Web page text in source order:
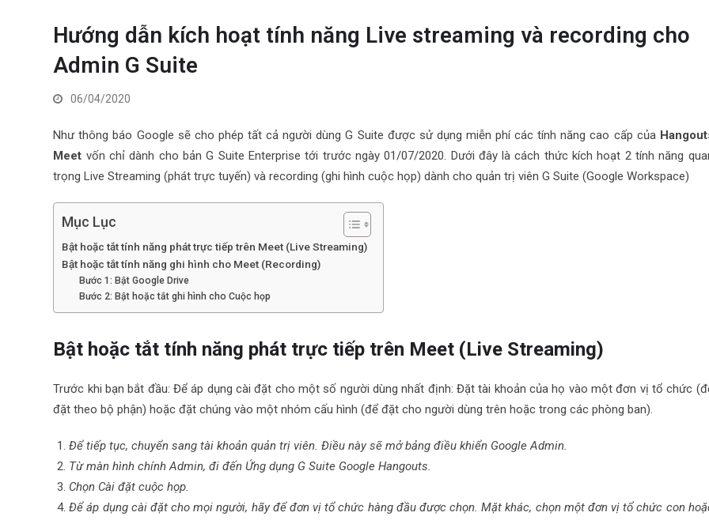
Hướng dẫn kích hoạt tính năng Live streaming và recording cho
Admin G Suite
06/04/2020
Như thông báo Google sẽ cho phép tất cả người dùng G Suite được sử dụng miễn phí các tính năng cao cấp của
Meet vốn chỉ dành cho bản G Suite Enterprise tới trước ngày 01/07/2020. Dưới đây là cách thức kích hoạt 2 tính năng
trọng Live Streaming (phát trực tuyến) và recording (ghi hình cuộc họp) dành cho quản trị viên G Suite (Google Workspace)
Mục Lục
Bật hoặc tắt tính năng phát trực tiếp trên Meet (Live Streaming)
Bật hoặc tắt tính năng ghi hình cho Meet (Recording)
Bước 1: Bật Google Drive
Bước 2: Bật hoặc tắt ghi hình cho Cuộc họp
Bật hoặc tắt tính năng phát trực tiếp trên Meet (Live Streaming)
Trước khi bạn bắt đầu: Để áp dụng cài đặt cho một số người dùng nhất định: Đặt tài khoản của họ vào một đơn vị tổ chức
đặt theo bộ phận) hoặc đặt chúng vào một nhóm cấu hình (để đặt cho người dùng trên hoặc trong các phòng ban).
Để tiếp tục, chuyển sang tài khoản quản trị viên. Điều này sẽ mở bảng điều khiển Google Admin.
Từ màn hình chính Admin, đi đến Ứng dụng G Suite Google Hangouts.
Chọn Cài đặt cuộc họp.
Để áp dụng cài đặt cho mọi người, hãy để đơn vị tổ chức hàng đầu được chọn. Mặt khác, chọn một đơn vị tổ chức con